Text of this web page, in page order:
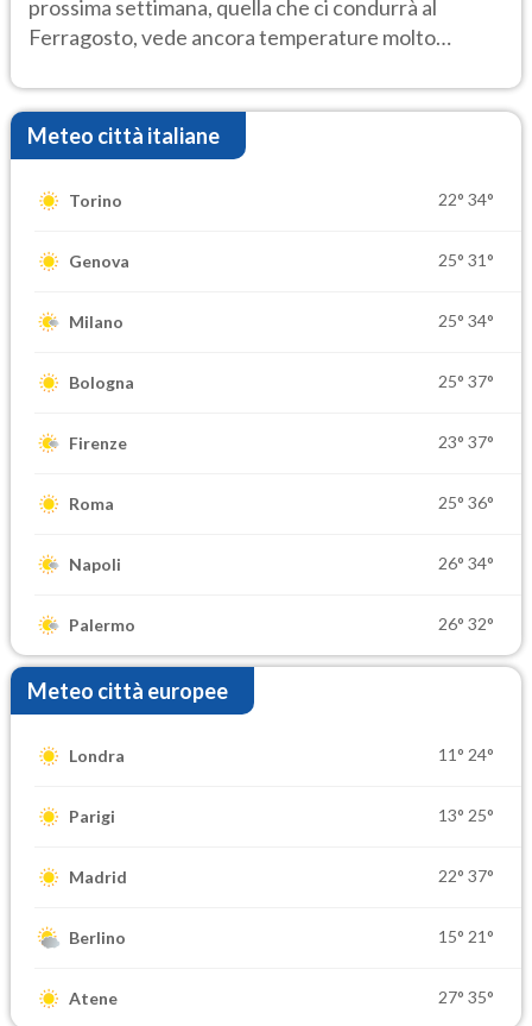
prossima settimana, quella che ci condurrà al
Ferragosto, vede ancora temperature molto
Meteo città italiane
Torino 22° 34°
Genova 25° 31°
Milano 25° 34°
Bologna 25° 37°
Firenze 23° 37°
Roma 25° 36°
Napoli 26° 34°
Palermo 26° 32°
Meteo città europee
Londra 11° 24°
Parigi 13° 25°
Madrid 22° 37°
Berlino 15° 21°
Atene 27° 35°